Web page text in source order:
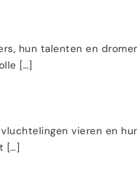
hun talenten en
[…]
vieren en
[…]